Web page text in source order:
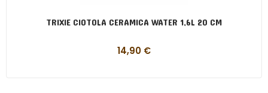
TRIXIE CIOTOLA CERAMICA WATER 1,6L 20 CM
14,90 €